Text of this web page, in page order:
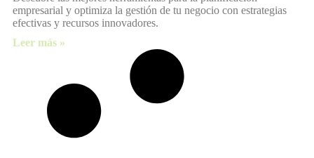
empresarial y optimiza la gestión de tu negocio con estrategias
efectivas y recursos innovadores.
Leer más »